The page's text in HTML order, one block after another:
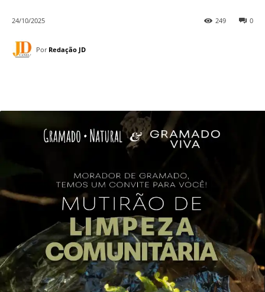
24/10/2025 0
249
Por Redação JD